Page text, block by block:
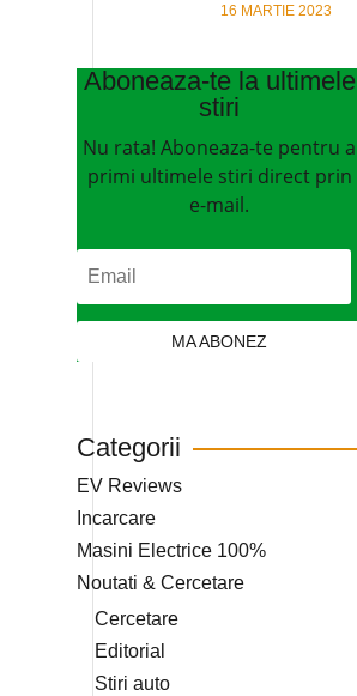
16 MARTIE 2023
Aboneaza-te la ultimele
stiri
Nu rata! Aboneaza-te pentru a
primi ultimele stiri direct prin
e-mail.
MA ABONEZ
Categorii
EV Reviews
Incarcare
Masini Electrice 100%
Noutati & Cercetare
Cercetare
Editorial
Stiri auto